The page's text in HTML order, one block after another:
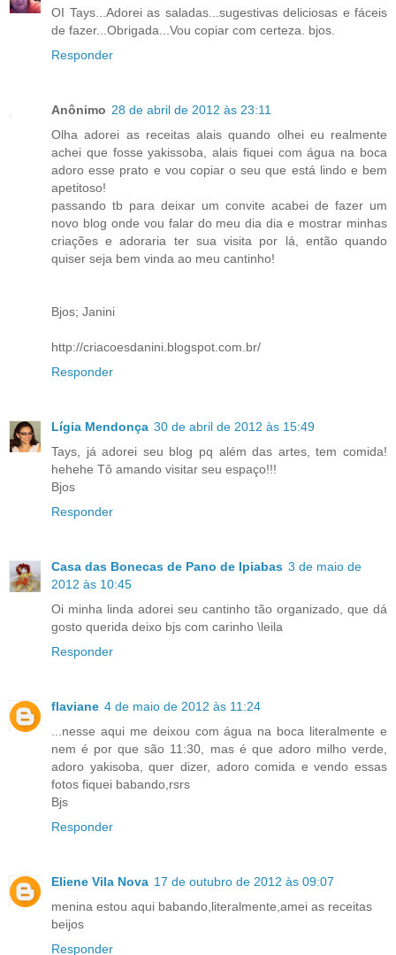
OI Tays...Adorei as saladas...sugestivas deliciosas e fáceis
de fazer...Obrigada...Vou copiar com certeza. bjos.
Responder
Anônimo 28 de abril de 2012 às 23:11
Olha adorei as receitas alais quando olhei eu realmente
achei que fosse yakissoba, alais fiquei com água na boca
adoro esse prato e vou copiar o seu que está lindo e bem
apetitoso!
passando tb para deixar um convite acabei de fazer um
novo blog onde vou falar do meu dia dia e mostrar minhas
criações e adoraria ter sua visita por lá, então quando
quiser seja bem vinda ao meu cantinho!
Bjos; Janini
http://criacoesdanini.blogspot.com.br/
Responder
Lígia Mendonça 30 de abril de 2012 às 15:49
Tays, já adorei seu blog pq além das artes, tem comida!
hehehe Tô amando visitar seu espaço!!!
Bjos
Responder
Casa das Bonecas de Pano de Ipiabas 3 de maio de
2012 às 10:45
Oi minha linda adorei seu cantinho tão organizado, que dá
gosto querida deixo bjs com carinho \leila
Responder
flaviane 4 de maio de 2012 às 11:24
...nesse aqui me deixou com água na boca literalmente e
nem é por que são 11:30, mas é que adoro milho verde,
adoro yakisoba, quer dizer, adoro comida e vendo essas
fotos fiquei babando,rsrs
Bjs
Responder
Eliene Vila Nova 17 de outubro de 2012 às 09:07
menina estou aqui babando,literalmente,amei as receitas
beijos
Responder